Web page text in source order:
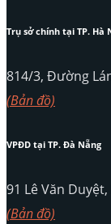
Trụ sở chính tại TP. Hà
814/3, Đường
(Bản đồ)
VPĐD tại TP. Đà Nẵng
91 Lê Văn
(Bản đồ)